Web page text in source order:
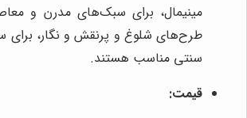
مینیمال، برای سبک‌های مدرن و
طرح‌های شلوغ و پرنقش و نگار،
سنتی مناسب هستند.
قیمت: